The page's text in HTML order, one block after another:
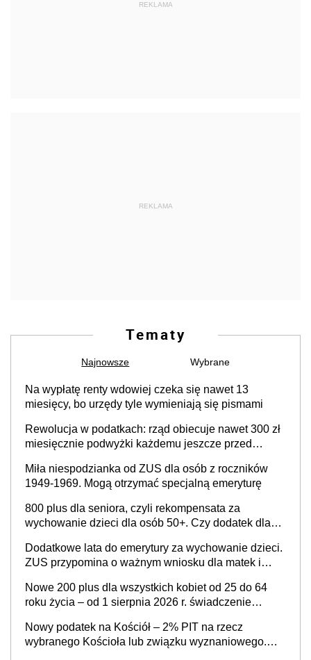
REKLAMA
REKLAMA
Tematy
Najnowsze Wybrane
Na wypłatę renty wdowiej czeka się nawet 13
miesięcy, bo urzędy tyle wymieniają się pismami
Rewolucja w podatkach: rząd obiecuje nawet 300 zł
miesięcznie podwyżki każdemu jeszcze przed
Miła niespodzianka od ZUS dla osób z roczników
1949-1969. Mogą otrzymać specjalną emeryturę
800 plus dla seniora, czyli rekompensata za
wychowanie dzieci dla osób 50+. Czy dodatek dla
Dodatkowe lata do emerytury za wychowanie dzieci.
ZUS przypomina o ważnym wniosku dla matek i
Nowe 200 plus dla wszystkich kobiet od 25 do 64
roku życia – od 1 sierpnia 2026 r. świadczenie
Nowy podatek na Kościół – 2% PIT na rzecz
wybranego Kościoła lub związku wyznaniowego.